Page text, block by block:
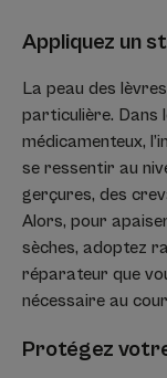
Appliquez un
La peau des
particulière. Dans
médicamenteux,
se ressentir au
gerçures, des
Alors, pour
sèches, adoptez
réparateur que
nécessaire au
Protégez